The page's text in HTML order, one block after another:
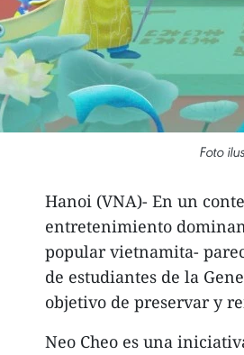
Foto
Hanoi (VNA)- En un
entretenimiento
popular vietnamita-
de estudiantes de la
objetivo de preservar y
Neo Cheo es una